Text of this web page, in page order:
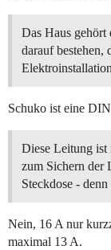
Das Haus gehört
darauf bestehen,
Schuko ist eine
Diese Leitung
zum Sichern der
Steckdose -
Nein, 16 A nur
maximal 13 A.